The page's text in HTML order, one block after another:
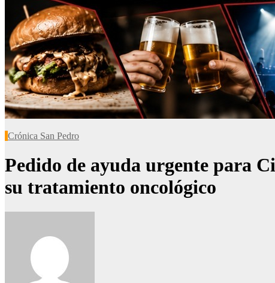
Crónica San Pedro
Pedido de ayuda urgente para
su tratamiento oncológico